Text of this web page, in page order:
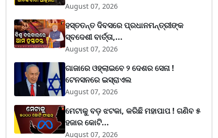
August 07, 2026
ହସ୍ତତନ୍ତ ଦିବସରେ ପ୍ରଧାନମନ୍ତ୍ରୀଙ୍କ
ସ୍ବଦେଶୀ ବାର୍ତ୍ତା,...
August 07, 2026
ଗାଜାରେ ଓହ୍ଲାଇବେ ୨ ଦେଶର ସେନା !
ଟେନସନରେ ଇସ୍ରାଏଲ
August 07, 2026
ମେଟାକୁ ବଡ଼ ଝଟକା, କରିଛି ମହାପାପ ! ଗଣିବ ୫
ହଜାର କୋଟି...
August 07, 2026